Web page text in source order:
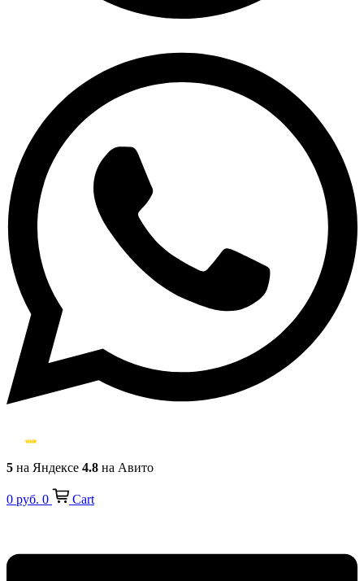
5 на Яндексе 4.8 на Авито
0 руб. 0 Cart